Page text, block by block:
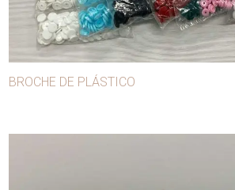
BROCHE DE PLÁSTICO